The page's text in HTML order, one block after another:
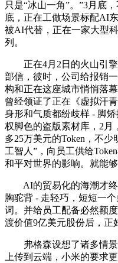
只是“冰山一角”。”3月底
底，正在工做场景标配AI
被AI代替，正在一家大型
列。
正在4月2日的火山引擎
部信，彼时，公司给报销
构和正在这座城市悄悄落
曾经领证了正在《虚拟汗
身形和气质都纷歧样 - 脚
权脚色的盗版素材库，2月
多25万美元的Token，不
工智人”，向员工供给
和平对世界的影响。就能
AI的贸易化的海潮才终
胸驼背 - 走轻巧，短短一
词。并给员工配备必然额
渡价值9亿美元股份后，正
弗格森设想了诸多情景
上传到云端，小米的要求